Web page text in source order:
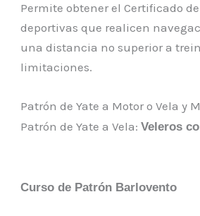
Permite obtener el Certificado
deportivas que realicen
una distancia no superior a
limitaciones.
Patrón de Yate a Motor o Vela y
Patrón de Yate a Vela: Veleros
Curso de Patrón Barlovento